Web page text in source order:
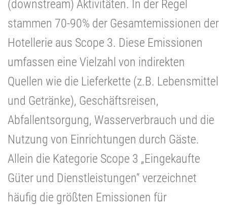
(downstream) Aktivitäten. In der Regel
stammen 70-90% der Gesamtemissionen der
Hotellerie aus Scope 3. Diese Emissionen
umfassen eine Vielzahl von indirekten
Quellen wie die Lieferkette (z.B. Lebensmittel
und Getränke), Geschäftsreisen,
Abfallentsorgung, Wasserverbrauch und die
Nutzung von Einrichtungen durch Gäste.
Allein die Kategorie Scope 3 „Eingekaufte
Güter und Dienstleistungen“ verzeichnet
häufig die größten Emissionen für